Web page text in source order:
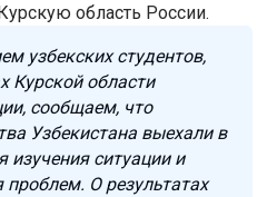
область России.
узбекских студентов,
Курской области
сообщаем, что
Узбекистана выехали в
изучения ситуации и
О результатах